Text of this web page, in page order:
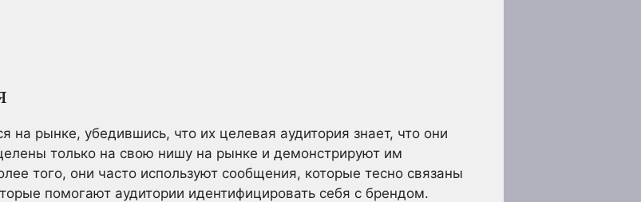
рынке, убедившись, что их целевая аудитория знает, что они
только на свою нишу на рынке и демонстрируют им
того, они часто используют сообщения, которые тесно связаны
помогают аудитории идентифицировать себя с брендом.